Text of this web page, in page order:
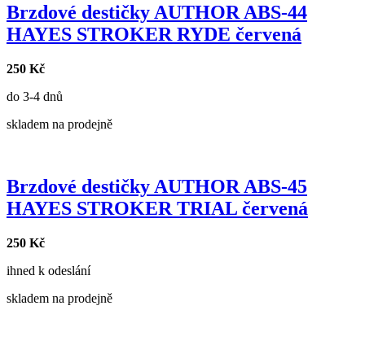
Brzdové destičky AUTHOR ABS-44
HAYES STROKER RYDE červená
250 Kč
do 3-4 dnů
skladem na prodejně
Brzdové destičky AUTHOR ABS-45
HAYES STROKER TRIAL červená
250 Kč
ihned k odeslání
skladem na prodejně